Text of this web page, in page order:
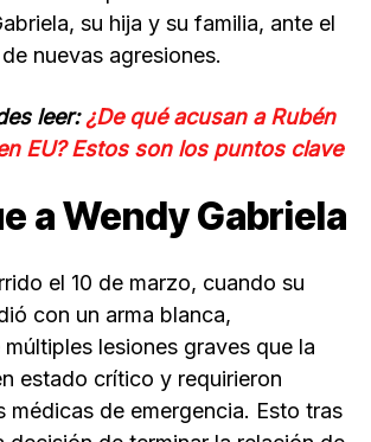
su hija y su familia, ante el
nuevas agresiones.
leer:¿De qué acusan a Rubén
EU? Estos son los puntos clave
a Wendy Gabriela
el 10 de marzo, cuando su
con un arma blanca,
lesiones graves que la
estado crítico y requirieron
médicas de emergencia. Esto tras